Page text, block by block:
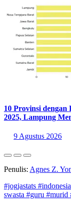
10 Provinsi
2025, Lampung
9 Agustus 2026
Penulis: Agnes Z.
#jogjastats #indonesia
swasta #guru #murid